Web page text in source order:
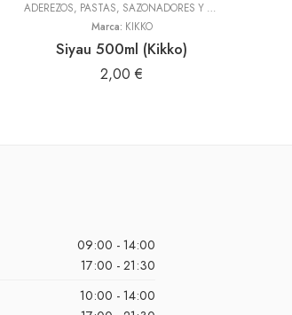
ADEREZOS, PASTAS, SAZONADORES Y CONDIMENTOS
Marca: KIKKO
Siyau 500ml (Kikko)
2,00 €
09:00 - 14:00
17:00 - 21:30
10:00 - 14:00